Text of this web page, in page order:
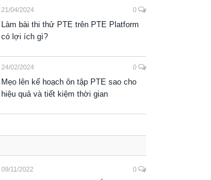
21/04/2024 0
Làm bài thi thử PTE trên PTE Platform
có lợi ích gì?
24/02/2024 0
Mẹo lên kế hoạch ôn tập PTE sao cho
hiệu quả và tiết kiệm thời gian
09/11/2022 0